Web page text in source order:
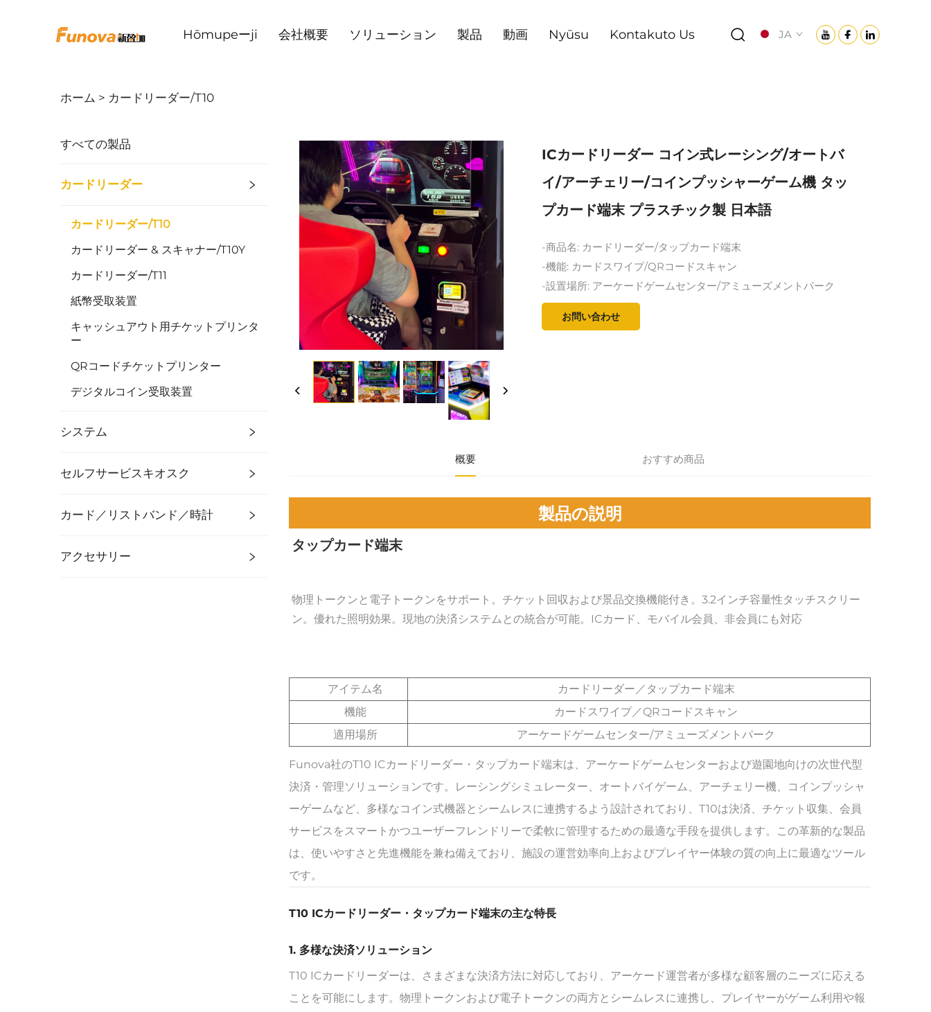
Hōmupeーji 会社概要 ソリューション 製品 動画 Nyūsu Kontakuto Us JA
ホーム > カードリーダー/T10
すべての製品
カードリーダー
カードリーダー/T10
カードリーダー & スキャナー/T10Y
カードリーダー/T11
紙幣受取装置
キャッシュアウト用チケットプリンタ
ー
QRコードチケットプリンター
デジタルコイン受取装置
システム
セルフサービスキオスク
カード／リストバンド／時計
アクセサリー
ICカードリーダー コイン式レーシング/オートバ
イ/アーチェリー/コインプッシャーゲーム機 タッ
プカード端末 プラスチック製 日本語
-商品名: カードリーダー/タップカード端末
-機能: カードスワイプ/QRコードスキャン
-設置場所: アーケードゲームセンター/アミューズメントパーク
お問い合わせ
概要 おすすめ商品
製品の説明
タップカード端末
物理トークンと電子トークンをサポート。チケット回収および景品交換機能付き。3.2インチ容量性タッチスクリー
ン。優れた照明効果。現地の決済システムとの統合が可能。ICカード、モバイル会員、非会員にも対応
アイテム名
カードリーダー／タップカード端末
機能
カードスワイプ／QRコードスキャン
適用場所
アーケードゲームセンター/アミューズメントパーク
Funova社のT10 ICカードリーダー・タップカード端末は、アーケードゲームセンターおよび遊園地向けの次世代型
決済・管理ソリューションです。レーシングシミュレーター、オートバイゲーム、アーチェリー機、コインプッシャ
ーゲームなど、多様なコイン式機器とシームレスに連携するよう設計されており、T10は決済、チケット収集、会員
サービスをスマートかつユーザーフレンドリーで柔軟に管理するための最適な手段を提供します。この革新的な製品
は、使いやすさと先進機能を兼ね備えており、施設の運営効率向上およびプレイヤー体験の質の向上に最適なツール
です。
T10 ICカードリーダー・タップカード端末の主な特長
1. 多様な決済ソリューション
T10 ICカードリーダーは、さまざまな決済方法に対応しており、アーケード運営者が多様な顧客層のニーズに応える
ことを可能にします。物理トークンおよび電子トークンの両方とシームレスに連携し、プレイヤーがゲーム利用や報